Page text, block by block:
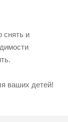
снять и
ваших детей!